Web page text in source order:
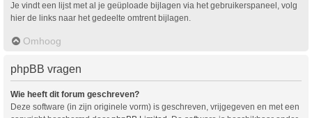
Je vindt een lijst met al je geüploade bijlagen via het gebruikerspaneel, volg
hier de links naar het gedeelte omtrent bijlagen.
Omhoog
phpBB vragen
Wie heeft dit forum geschreven?
Deze software (in zijn originele vorm) is geschreven, vrijgegeven en met een